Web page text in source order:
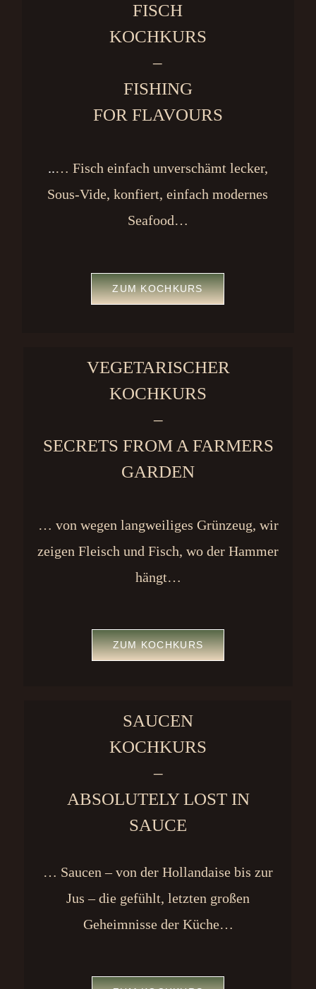
FISCH
KOCHKURS
–
FISHING
FOR FLAVOURS
..… Fisch einfach unverschämt lecker,
Sous-Vide, konfiert, einfach modernes
Seafood…
ZUM KOCHKURS
VEGETARISCHER
KOCHKURS
–
SECRETS FROM A FARMERS
GARDEN
… von wegen langweiliges Grünzeug, wir
zeigen Fleisch und Fisch, wo der Hammer
hängt…
ZUM KOCHKURS
SAUCEN
KOCHKURS
–
ABSOLUTELY LOST IN
SAUCE
… Saucen – von der Hollandaise bis zur
Jus – die gefühlt, letzten großen
Geheimnisse der Küche…